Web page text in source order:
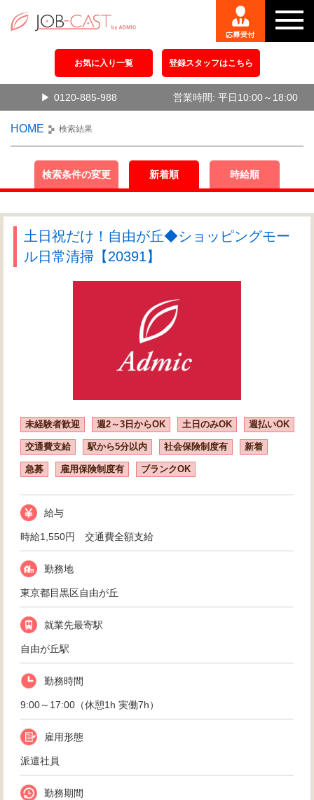
お気に入り一覧 登録スタッフはこちら
0120-885-988 営業時間: 平日10:00～18:00
HOME 検索結果
検索条件の変更 新着順 時給順
土日祝だけ！自由が丘◆ショッピングモー
ル日常清掃【20391】
未経験者歓迎 週2～3日からOK 土日のみOK 週払いOK
交通費支給 駅から5分以内 社会保険制度有 新着
急募 雇用保険制度有 ブランクOK
給与
時給1,550円 交通費全額支給
勤務地
東京都目黒区自由が丘
就業先最寄駅
自由が丘駅
勤務時間
9:00～17:00（休憩1h 実働7h）
雇用形態
派遣社員
勤務期間